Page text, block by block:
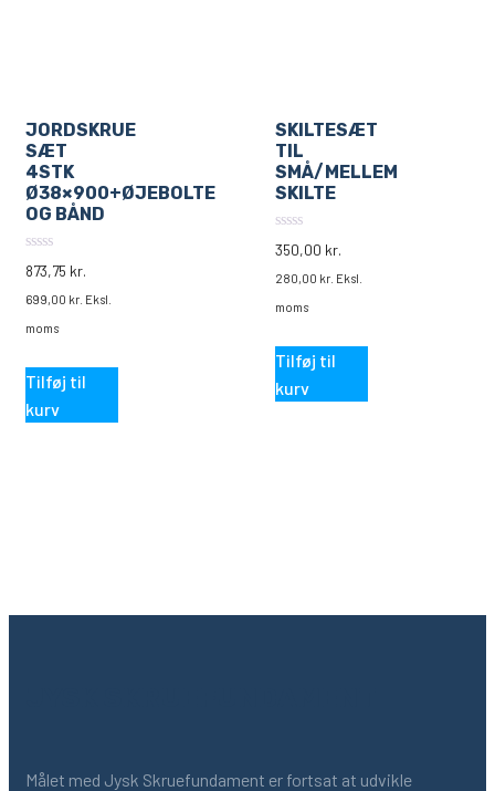
JORDSKRUE
SÆT
4STK
Ø38×900+ØJEBOLTE
OG BÅND
0
ud
af
5
873,75 kr.
699,00 kr. Eksl.
moms
Tilføj til
kurv
SKILTESÆT
TIL
SMÅ/MELLEM
SKILTE
0
ud
af
5
350,00 kr.
280,00 kr. Eksl.
moms
Tilføj til
kurv
Målet med Jysk Skruefundament er fortsat at udvikle